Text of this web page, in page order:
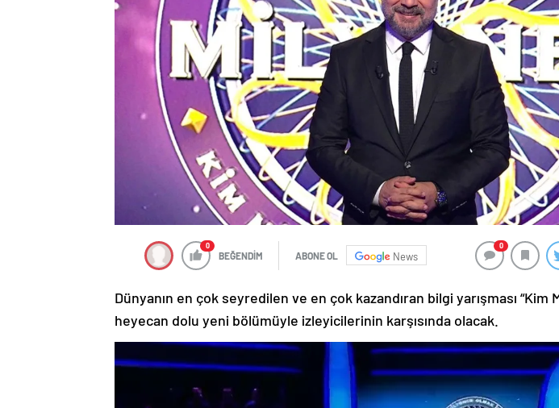
0
BEĞENDİM ABONE OL News
0
Dünyanın en çok seyredilen ve en çok kazandıran bilgi yarışması “Kim
heyecan dolu yeni bölümüyle izleyicilerinin karşısında olacak.